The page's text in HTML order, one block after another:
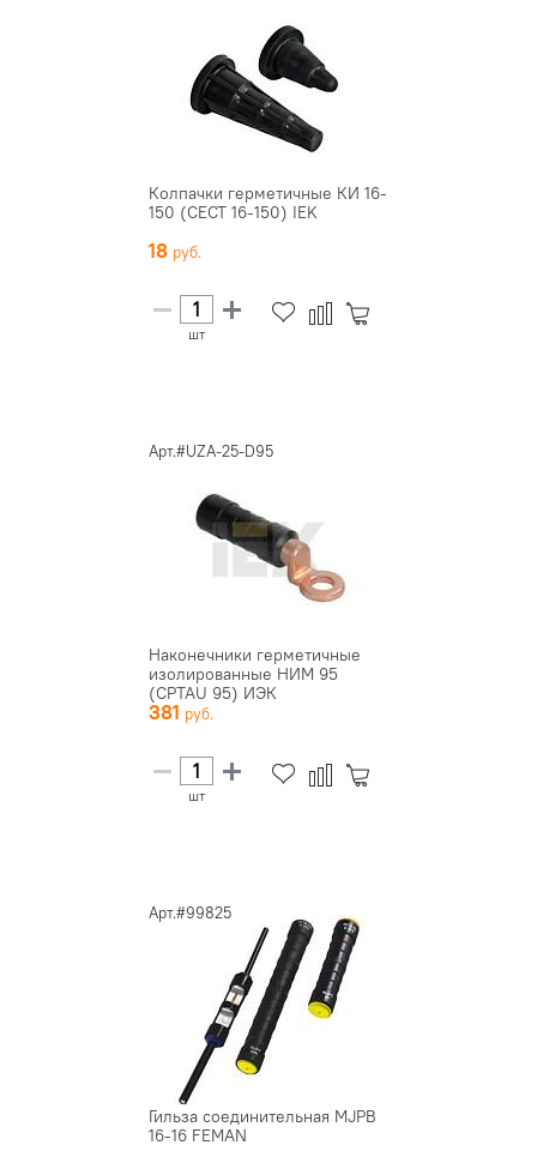
Колпачки герметичные КИ 16-
150 (CECT 16-150) IEK
18
шт
Арт.#UZA-25-D95
Наконечники герметичные
изолированные НИМ 95
(CPTAU 95) ИЭК
381
шт
Арт.#99825
Гильза соединительная MJPB
16-16 FEMAN